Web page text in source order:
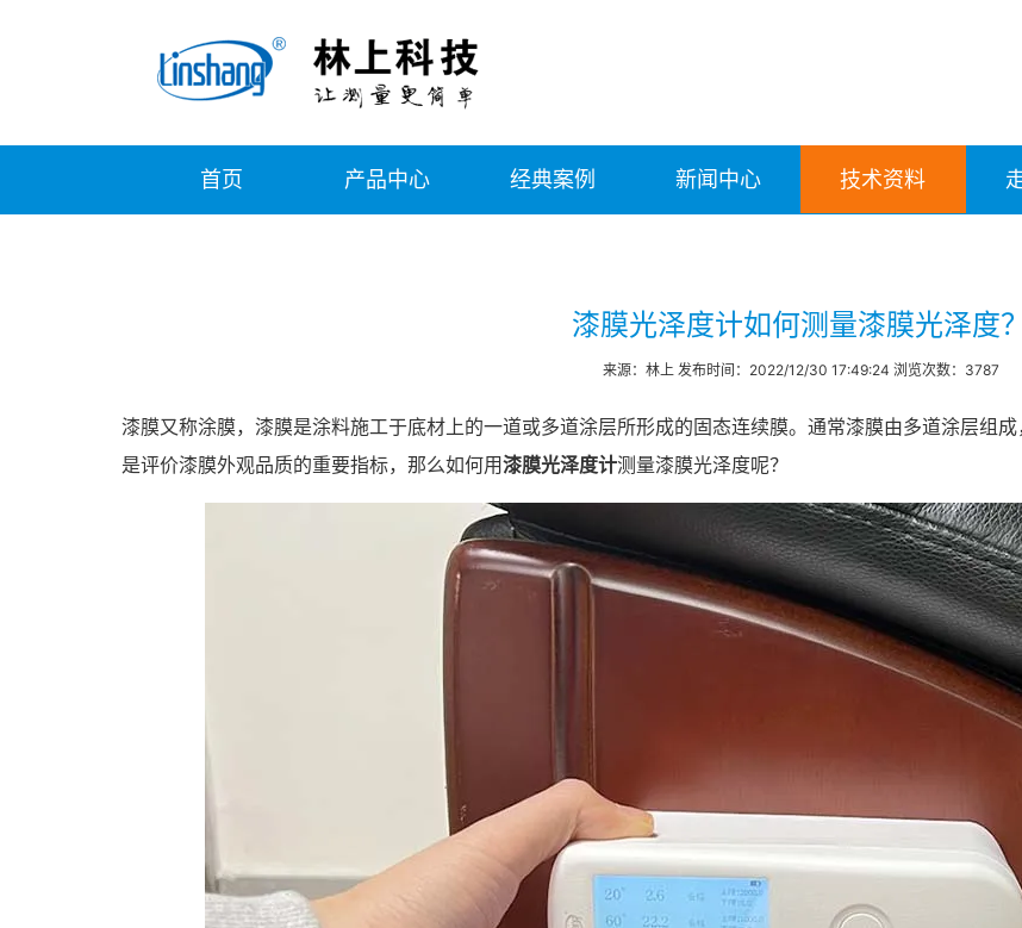
首页 产品中心 经典案例 新闻中心 技术资料
漆膜光泽度计如何测量漆膜光泽度？
来源：林上 发布时间：2022/12/30 17:49:24 浏览次数：3787
漆膜又称涂膜，漆膜是涂料施工于底材上的一道或多道涂层所形成的固态连续膜。通常漆膜由多道涂层组
是评价漆膜外观品质的重要指标，那么如何用漆膜光泽度计测量漆膜光泽度呢？